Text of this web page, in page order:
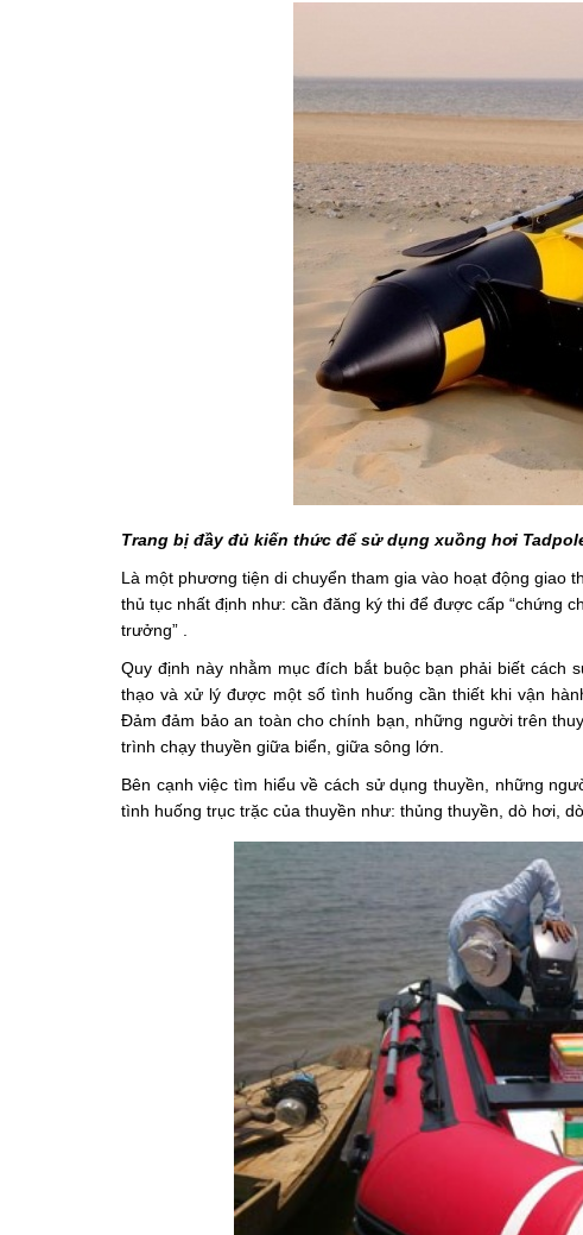
Trang bị đầy đủ kiến thức để sử dụng xuồng hơi
Là một phương tiện di chuyển tham gia vào hoạt động giao
thủ tục nhất định như: cần đăng ký thi để được cấp “chứng
trưởng” .
Quy định này nhằm mục đích bắt buộc bạn phải biết cách
thạo và xử lý được một số tình huống cần thiết khi vận
Đảm đảm bảo an toàn cho chính bạn, những người trên
trình chạy thuyền giữa biển, giữa sông lớn.
Bên cạnh việc tìm hiểu về cách sử dụng thuyền, những
tình huống trục trặc của thuyền như: thủng thuyền, dò hơi,